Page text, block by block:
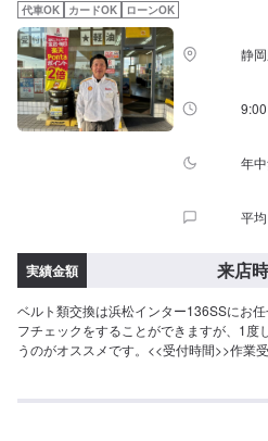
代車OK カードOK ローンOK
静
年
平
実績金額 来店
ベルト類交換は浜松インター136SSにお
フチェックをすることができますが、1度
うのがオススメです。<<受付時間>>作業
の近くです。